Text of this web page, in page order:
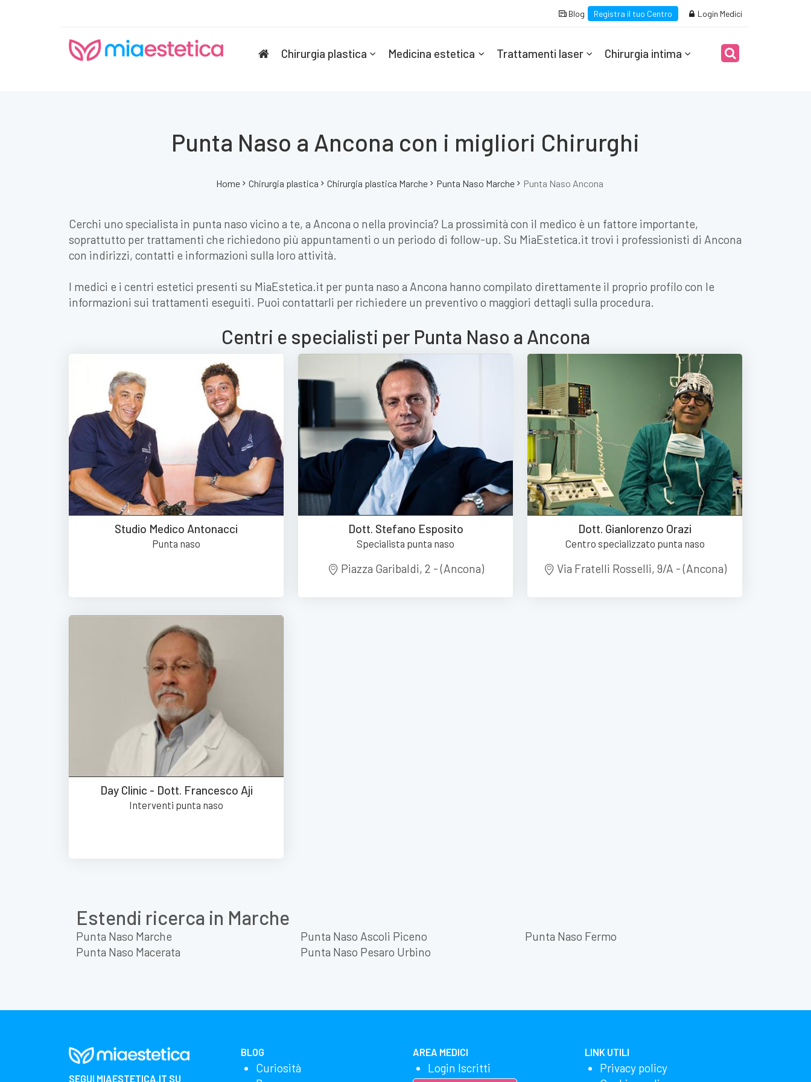
Blog Registra il tuo Centro Login Medici
Chirurgia plastica Medicina estetica Trattamenti laser Chirurgia intima
Punta Naso a Ancona con i migliori Chirurghi
Home Chirurgia plastica Chirurgia plastica Marche Punta Naso Marche Punta Naso Ancona
Cerchi uno specialista in punta naso vicino a te, a Ancona o nella provincia? La prossimità con il medico è un fattore importante,
soprattutto per trattamenti che richiedono più appuntamenti o un periodo di follow-up. Su MiaEstetica.it trovi i professionisti di Ancona
con indirizzi, contatti e informazioni sulla loro attività.
I medici e i centri estetici presenti su MiaEstetica.it per punta naso a Ancona hanno compilato direttamente il proprio profilo con le
informazioni sui trattamenti eseguiti. Puoi contattarli per richiedere un preventivo o maggiori dettagli sulla procedura.
Centri e specialisti per Punta Naso a Ancona
Studio Medico Antonacci
Punta naso
Dott. Stefano Esposito
Specialista punta naso
Piazza Garibaldi, 2 - (Ancona)
Dott. Gianlorenzo Orazi
Centro specializzato punta naso
Via Fratelli Rosselli, 9/A - (Ancona)
Day Clinic - Dott. Francesco Aji
Interventi punta naso
Estendi ricerca in Marche
Punta Naso Marche Punta Naso Ascoli Piceno
Punta Naso Fermo
Punta Naso Macerata
Punta Naso Pesaro Urbino
SEGUI MIAESTETICA.IT SU
BLOG
Curiosità
AREA MEDICI
Login Iscritti
LINK UTILI
Privacy policy